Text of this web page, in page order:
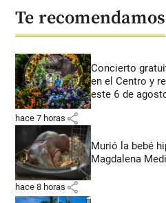
Te recomendamos
Concierto
en el Centro y
este 6 de
hace 7 horas share
Murió la bebé
Magdalena
hace 8 horas share